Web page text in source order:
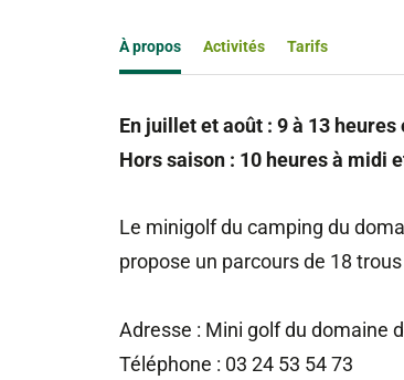
À propos Activités Tarifs
En juillet et août : 9 à 13
Hors saison : 10 heures à midi
Le minigolf du camping du
propose un parcours de 18
Adresse : Mini golf du domaine
Téléphone : 03 24 53 54 73